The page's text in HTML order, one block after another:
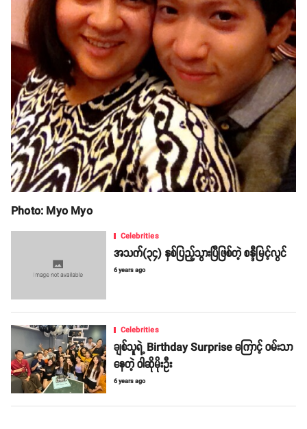
Photo: Myo Myo
Celebrities
အသက်(၃၄) နှစ်ပြည့်သွားပြီဖြစ်တဲ့ စန္ဒီမြင့်လွင်
6 years ago
Celebrities
ချစ်သူရဲ့ Birthday Surprise ကြောင့် ဝမ်းသာ
နေတဲ့ ဝါဆိုမိုးဦး
6 years ago